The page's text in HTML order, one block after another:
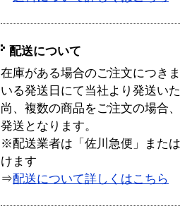
配送について
在庫がある場合のご注文につき
いる発送日にて当社より発送い
尚、複数の商品をご注文の場合
発送となります。
※配送業者は「佐川急便」また
けます
⇒配送について詳しくはこちら